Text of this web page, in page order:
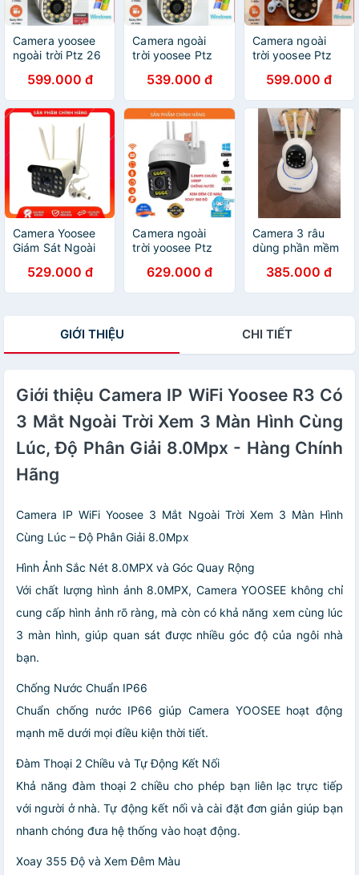
Camera yoosee
ngoài trời Ptz 26
360 độ, đàm
thoại 2 chiều, có
màu ban đêm
599.000 đ
Camera ngoài
trời yoosee Ptz
360 độ, đàm
thoại 2 chiều, có
màu ban đêm
539.000 đ
Camera ngoài
trời yoosee Ptz
đàm thoại 2
chiều, chịu nắng
mưa, có màu ban
đêm
599.000 đ
Camera Yoosee
Giám Sát Ngoài
Full HD,10 Led,
10 Hồng
529.000 đ
Camera ngoài
trời yoosee Ptz
360 đàm thoại 2
chiều, chịu nắng
629.000 đ
Camera 3 râu
dùng phần mềm
độ bắt wifi cực
khỏe
385.000 đ
GIỚI THIỆU CHI TIẾT
Giới thiệu Camera IP WiFi Yoosee R3 Có
3 Mắt Ngoài Trời Xem 3 Màn Hình Cùng
Lúc, Độ Phân Giải 8.0Mpx - Hàng Chính
Hãng
Camera IP WiFi Yoosee 3 Mắt Ngoài Trời Xem 3 Màn Hình
Cùng Lúc – Độ Phân Giải 8.0Mpx
Hình Ảnh Sắc Nét 8.0MPX và Góc Quay Rộng
Với chất lượng hình ảnh 8.0MPX, Camera YOOSEE không chỉ
cung cấp hình ảnh rõ ràng, mà còn có khả năng xem cùng lúc
3 màn hình, giúp quan sát được nhiều góc độ của ngôi nhà
bạn.
Chống Nước Chuẩn IP66
Chuẩn chống nước IP66 giúp Camera YOOSEE hoạt động
mạnh mẽ dưới mọi điều kiện thời tiết.
Đàm Thoại 2 Chiều và Tự Động Kết Nối
Khả năng đàm thoại 2 chiều cho phép bạn liên lạc trực tiếp
với người ở nhà. Tự động kết nối và cài đặt đơn giản giúp bạn
nhanh chóng đưa hệ thống vào hoạt động.
Xoay 355 Độ và Xem Đêm Màu